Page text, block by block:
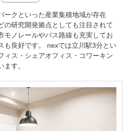
くある質問
のオフィス
ークといった産業集積地域が存在
の研究開発拠点としても注目されて
モノレールやバス路線も充実してお
も良好です。 nexでは立川駅3分とい
ィス・シェアオフィス・コワーキン
す。